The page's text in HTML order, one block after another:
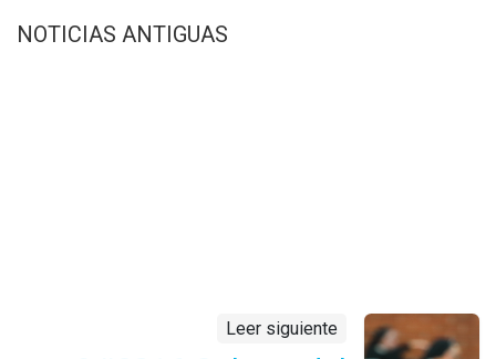
NOTICIAS ANTIGUAS
Leer siguiente